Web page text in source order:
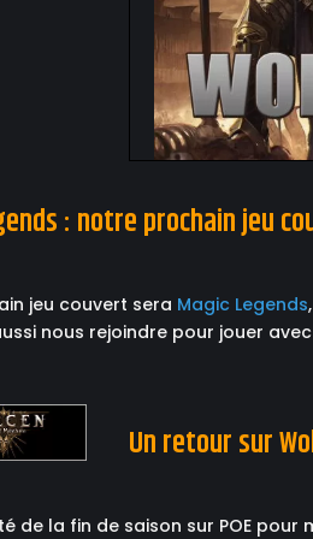
: notre prochain jeu
jeu couvert sera Magic Legends
nous rejoindre pour jouer
Un retour sur
de la fin de saison sur POE